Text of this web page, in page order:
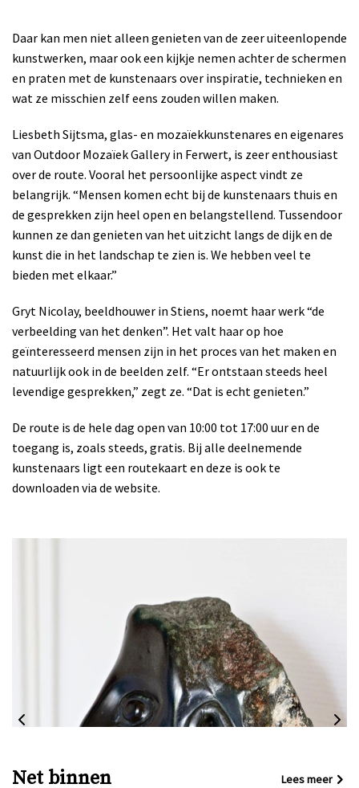
Daar kan men niet alleen genieten van de zeer uiteenlopende
kunstwerken, maar ook een kijkje nemen achter de schermen
en praten met de kunstenaars over inspiratie, technieken en
wat ze misschien zelf eens zouden willen maken.
Liesbeth Sijtsma, glas- en mozaïekkunstenares en eigenares
van Outdoor Mozaïek Gallery in Ferwert, is zeer enthousiast
over de route. Vooral het persoonlijke aspect vindt ze
belangrijk. “Mensen komen echt bij de kunstenaars thuis en
de gesprekken zijn heel open en belangstellend. Tussendoor
kunnen ze dan genieten van het uitzicht langs de dijk en de
kunst die in het landschap te zien is. We hebben veel te
bieden met elkaar.”
Gryt Nicolay, beeldhouwer in Stiens, noemt haar werk “de
verbeelding van het denken”. Het valt haar op hoe
geïnteresseerd mensen zijn in het proces van het maken en
natuurlijk ook in de beelden zelf. “Er ontstaan steeds heel
levendige gesprekken,” zegt ze. “Dat is echt genieten.”
De route is de hele dag open van 10:00 tot 17:00 uur en de
toegang is, zoals steeds, gratis. Bij alle deelnemende
kunstenaars ligt een routekaart en deze is ook te
downloaden via de website.
Net binnen Lees meer